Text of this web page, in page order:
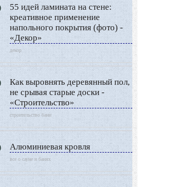
Дизайн разное
Другие услуги
55 идей ламината на стене:
креативное применение
напольного покрытия (фото) -
«Декор»
декор
Как выровнять деревянный пол,
не срывая старые доски -
«Строительство»
строительство бани
Алюминиевая кровля
все о сауне и банях